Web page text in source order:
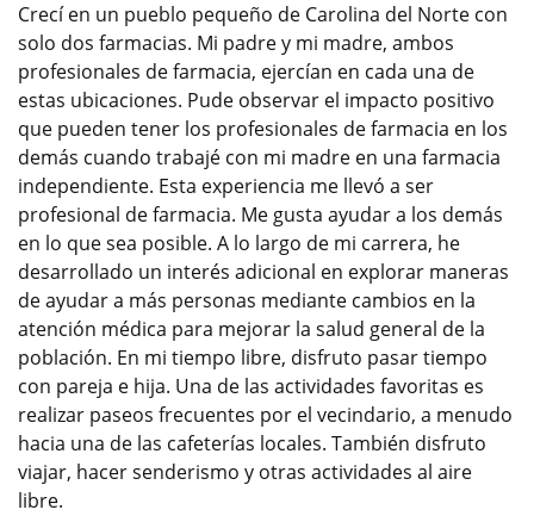
Crecí en un pueblo pequeño de Carolina del Norte con
solo dos farmacias. Mi padre y mi madre, ambos
profesionales de farmacia, ejercían en cada una de
estas ubicaciones. Pude observar el impacto positivo
que pueden tener los profesionales de farmacia en los
demás cuando trabajé con mi madre en una farmacia
independiente. Esta experiencia me llevó a ser
profesional de farmacia. Me gusta ayudar a los demás
en lo que sea posible. A lo largo de mi carrera, he
desarrollado un interés adicional en explorar maneras
de ayudar a más personas mediante cambios en la
atención médica para mejorar la salud general de la
población. En mi tiempo libre, disfruto pasar tiempo
con pareja e hija. Una de las actividades favoritas es
realizar paseos frecuentes por el vecindario, a menudo
hacia una de las cafeterías locales. También disfruto
viajar, hacer senderismo y otras actividades al aire
libre.